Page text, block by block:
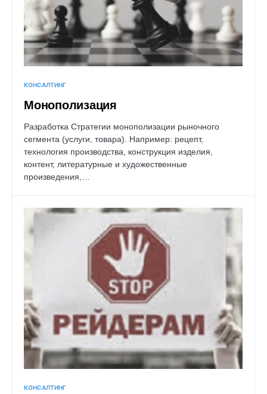
КОНСАЛТИНГ
Монополизация
Разработка Стратегии монополизации рыночного
сегмента (услуги, товара). Например: рецепт,
технология производства, конструкция изделия,
контент, литературные и художественные
произведения,…
КОНСАЛТИНГ